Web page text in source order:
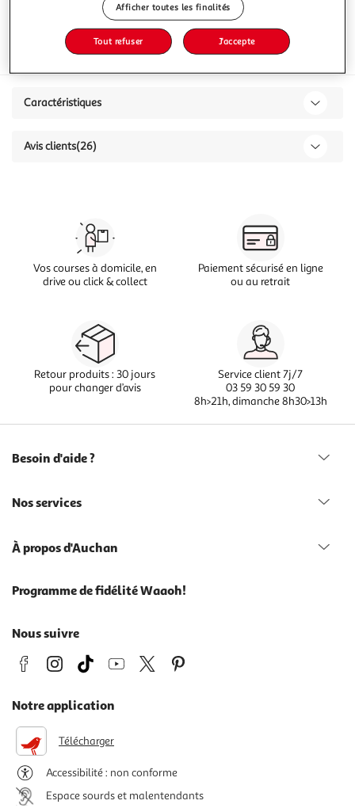
Format
Caractéristiques
Avis clients(26)
Vos courses à domicile, en
drive ou click & collect
Paiement sécurisé en ligne
ou au retrait
Retour produits : 30 jours
pour changer d’avis
Service client 7j/7
03 59 30 59 30
8h>21h, dimanche 8h30>13h
Besoin d'aide ?
Nos services
À propos d'Auchan
Programme de fidélité Waaoh!
Nous suivre
Notre application
Télécharger
Accessibilité : non conforme
Espace sourds et malentendants
Afficher toutes les finalités
Tout refuser J'accepte